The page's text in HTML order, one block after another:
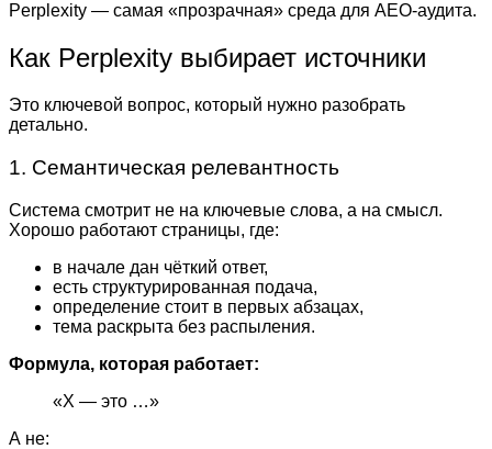
Perplexity — самая «прозрачная» среда для AEO-аудита.
Как Perplexity выбирает источники
Это ключевой вопрос, который нужно разобрать
детально.
1. Семантическая релевантность
Система смотрит не на ключевые слова, а на смысл.
Хорошо работают страницы, где:
в начале дан чёткий ответ,
есть структурированная подача,
определение стоит в первых абзацах,
тема раскрыта без распыления.
Формула, которая работает:
«X — это …»
А не: